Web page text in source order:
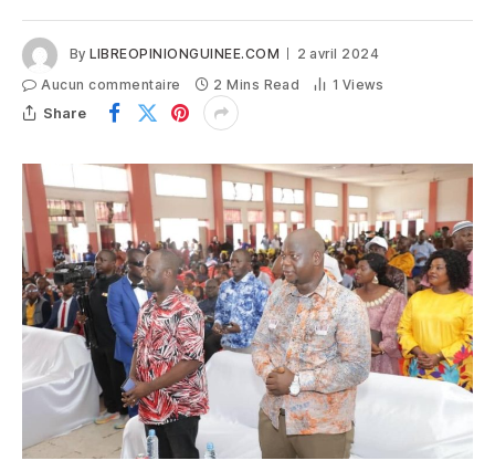
By LIBREOPINIONGUINEE.COM
2 avril 2024
Aucun commentaire
2 Mins Read 1 Views
Share